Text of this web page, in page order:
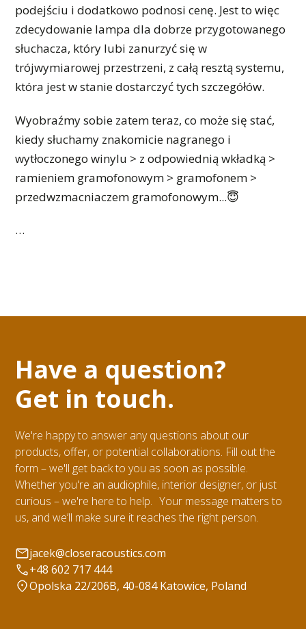
podejściu i dodatkowo podnosi cenę. Jest to więc
zdecydowanie lampa dla dobrze przygotowanego
słuchacza, który lubi zanurzyć się w
trójwymiarowej przestrzeni, z całą resztą systemu,
która jest w stanie dostarczyć tych szczegółów.
Wyobraźmy sobie zatem teraz, co może się stać,
kiedy słuchamy znakomicie nagranego i
wytłoczonego winylu > z odpowiednią wkładką >
ramieniem gramofonowym > gramofonem >
przedwzmacniaczem gramofonowym...😇
…
Have a question?
Get in touch.
We're happy to answer any questions about our
products, offer, or potential collaborations. Fill out the
form – we'll get back to you as soon as possible.
Whether you're an audiophile, interior designer, or just
curious – we're here to help. Your message matters to
us, and we’ll make sure it reaches the right person.
jacek@closeracoustics.com
+48 602 717 444
Opolska 22/206B, 40-084 Katowice, Poland